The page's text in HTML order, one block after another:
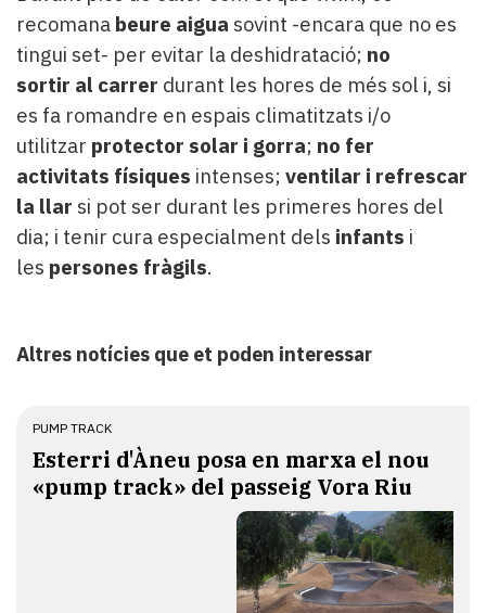
recomana beure aigua sovint -encara que no es
tingui set- per evitar la deshidratació; no
sortir al carrer durant les hores de més sol i, si
es fa romandre en espais climatitzats i/o
utilitzar protector solar i gorra; no fer
activitats físiques intenses; ventilar i refrescar
la llar si pot ser durant les primeres hores del
dia; i tenir cura especialment dels infants i
les persones fràgils.
Altres notícies que et poden interessar
PUMP TRACK
Esterri d'Àneu posa en marxa el nou
«pump track» del passeig Vora Riu